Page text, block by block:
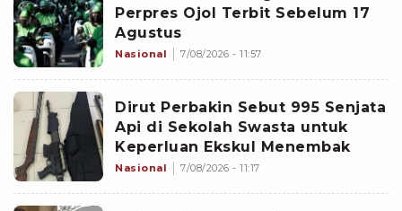
Perpres Ojol Terbit Sebelum 17
Agustus
Nasional 7/08/2026 - 11:57
Dirut Perbakin Sebut 995 Senjata
Api di Sekolah Swasta untuk
Keperluan Ekskul Menembak
Nasional 7/08/2026 - 11:17